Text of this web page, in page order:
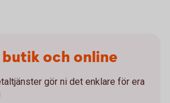
och online
gör ni det enklare för era